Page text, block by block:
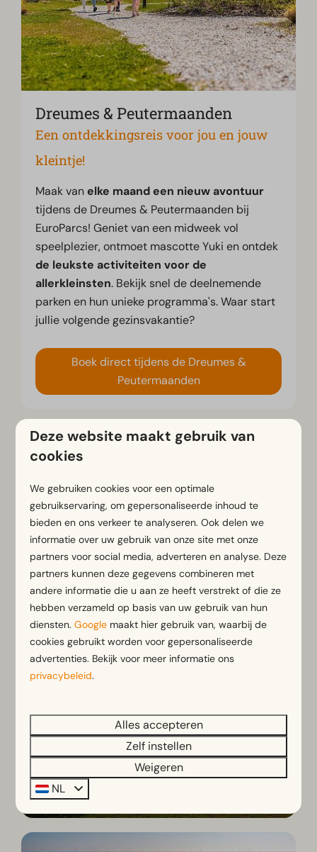
Dreumes & Peutermaanden
Een ontdekkingsreis voor jou en jouw
kleintje!
Maak vanelke maand een nieuw avontuur
tijdens de Dreumes & Peutermaanden bij
EuroParcs! Geniet van een midweek vol
speelplezier, ontmoet mascotte Yuki en ontdek
de leukste activiteiten voor de
allerkleinsten. Bekijk snel de deelnemende
parken en hun unieke programma's. Waar start
jullie volgende gezinsvakantie?
Boek direct tijdens de Dreumes &
Peutermaanden
Ontdek onze bestemmingen
Nederland
Oostenrijk
Deze website maakt gebruik van
cookies
We gebruiken cookies voor een optimale
gebruikservaring, om gepersonaliseerde inhoud te
bieden en ons verkeer te analyseren. Ook delen we
informatie over uw gebruik van onze site met onze
partners voor social media, adverteren en analyse. Deze
partners kunnen deze gegevens combineren met
andere informatie die u aan ze heeft verstrekt of die ze
hebben verzameld op basis van uw gebruik van hun
diensten.Google maakt hier gebruik van, waarbij de
cookies gebruikt worden voor gepersonaliseerde
advertenties. Bekijk voor meer informatie ons
privacybeleid.
Alles accepteren
Zelf instellen
Weigeren
NL